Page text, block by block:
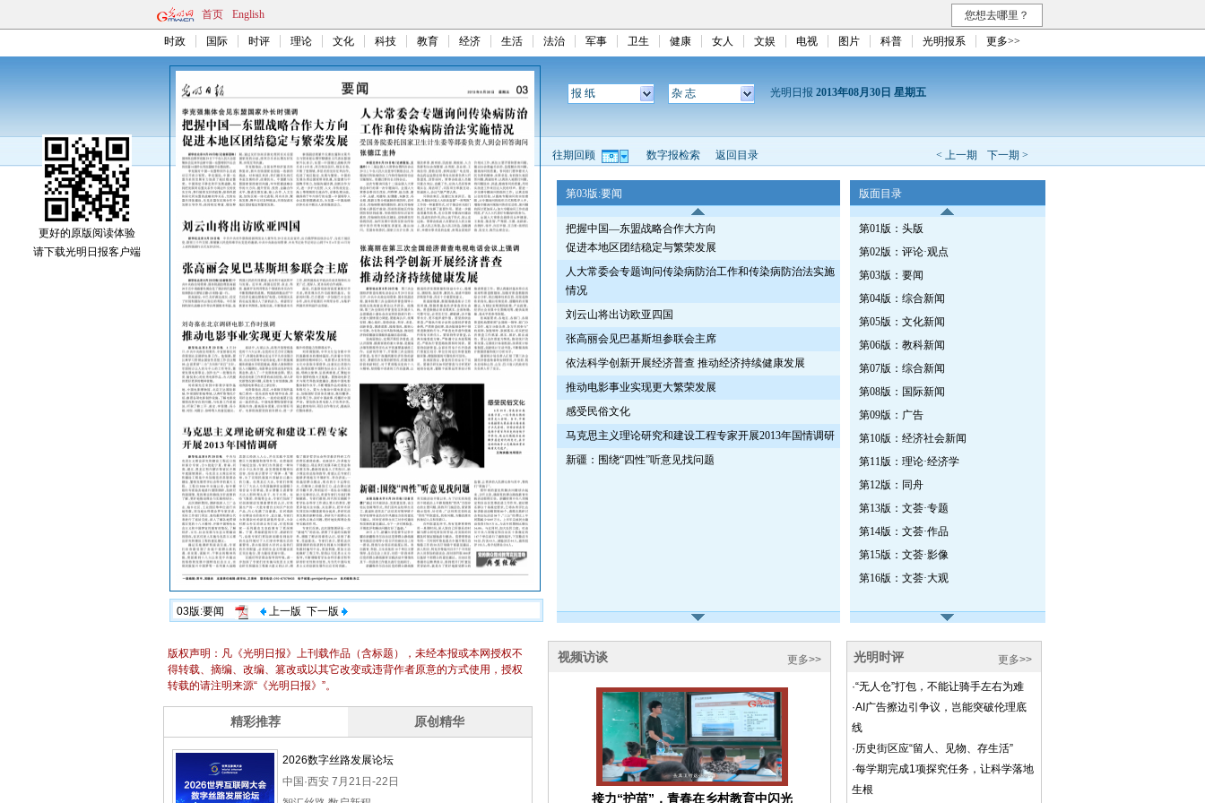
首页 English 您想去哪里？
时政 国际 时评 理论 文化 科技 教育 经济 生活 法治 军事 卫生 健康 女人 文娱 电视 图片 科普 光明报系 更多>>
03版:要闻 上一版 下一版
报 纸 杂 志 光明日报 2013年08月30日 星期五
< 上一期 下一期 >
往期回顾 数字报检索 返回目录
第03版:要闻
把握中国—东盟战略合作大方向
促进本地区团结稳定与繁荣发展
人大常委会专题询问传染病防治工作和传染病防治法实施
情况
刘云山将出访欧亚四国
张高丽会见巴基斯坦参联会主席
依法科学创新开展经济普查 推动经济持续健康发展
推动电影事业实现更大繁荣发展
感受民俗文化
马克思主义理论研究和建设工程专家开展2013年国情调研
新疆：围绕“四性”听意见找问题
版面目录
第01版：头版
第02版：评论·观点
第03版：要闻
第04版：综合新闻
第05版：文化新闻
第06版：教科新闻
第07版：综合新闻
第08版：国际新闻
第09版：广告
第10版：经济社会新闻
第11版：理论·经济学
第12版：同舟
第13版：文荟·专题
第14版：文荟·作品
第15版：文荟·影像
第16版：文荟·大观
更好的原版阅读体验
请下载光明日报客户端